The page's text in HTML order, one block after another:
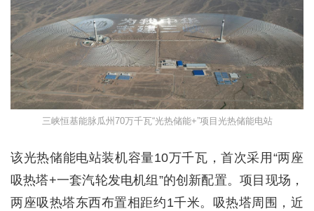
三峡恒基能脉瓜州70万千瓦“光热储能+”项目光热储能电站
该光热储能电站装机容量10万千瓦，首次采用“两座
吸热塔+一套汽轮发电机组”的创新配置。项目现场，
两座吸热塔东西布置相距约1千米。吸热塔周围，近